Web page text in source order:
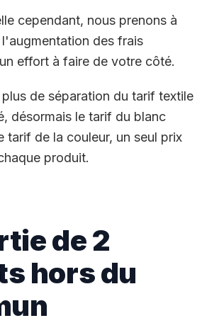
cependant, nous prenons à
des frais
effort à faire de votre côté.
de séparation du tarif textile
désormais le tarif du blanc
tarif de la couleur, un seul prix
produit.
de 2
hors du